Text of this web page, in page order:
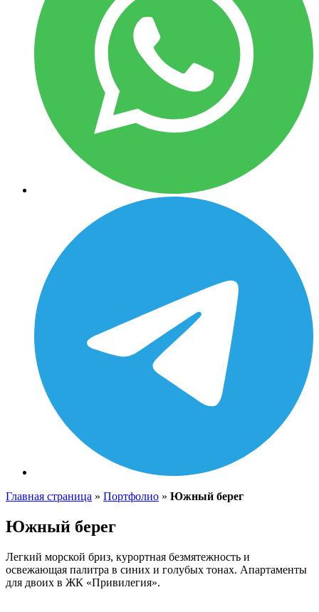
Главная страница » Портфолио » Южный берег
Южный берег
Легкий морской бриз, курортная безмятежность и
освежающая палитра в синих и голубых тонах. Апартаменты
для двоих в ЖК «Привилегия».